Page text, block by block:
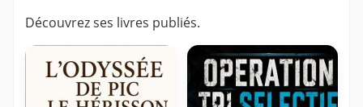
Découvrez ses livres publiés.